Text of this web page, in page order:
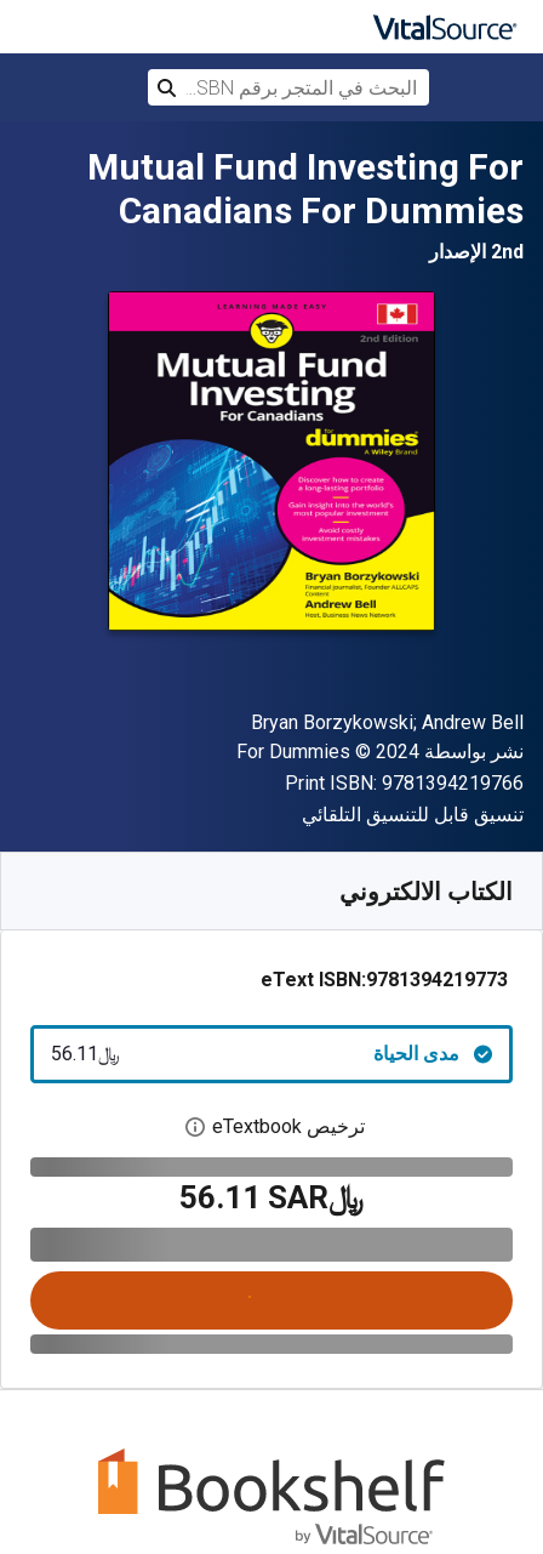
تخطي إلى المحتوى الرئيسي
Mutual Fund Investing For
Canadians For Dummies
2nd الإصدار
المؤلف (المؤلفون)
Bryan Borzykowski; Andrew Bell
الناشر
نشر بواسطة For Dummies
حقوق الطبع والنشر © 2024
Print ISBN: 9781394219766
شكل
تنسيق قابل للتنسيق التلقائي
الكتاب الالكتروني
eText ISBN:9781394219773
مدى الحياة ﷼‎56.11
ترخيص eTextbook افتح مربع حوار
﷼‎56.11 SAR